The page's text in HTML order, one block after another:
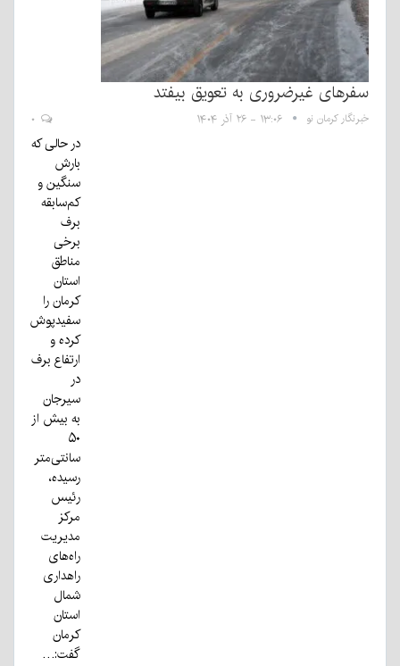
سفرهای غیرضروری به تعویق بیفتد
خبرنگار کرمان نو ۱۳:۰۶ - ۲۶ آذر ۱۴۰۴
در حالی که
بارش
سنگین و
کم‌سابقه
برف
برخی
مناطق
استان
کرمان را
سفیدپوش
کرده و
ارتفاع برف
در
سیرجان
به بیش از
۵۰
سانتی‌متر
رسیده،
رئیس
مرکز
مدیریت
راه‌های
راهداری
شمال
استان
کرمان
گفت:…